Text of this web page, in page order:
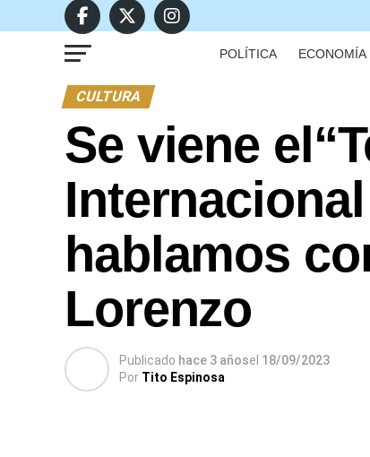
POLÍTICA ECONOMÍA
CULTURA
Se viene
hablamos
Lorenzo
Publicado hace 3 añosel 18/09/2023
Por Tito Espinosa